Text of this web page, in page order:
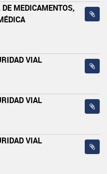
MEDICAMENTOS,
VIAL
VIAL
VIAL